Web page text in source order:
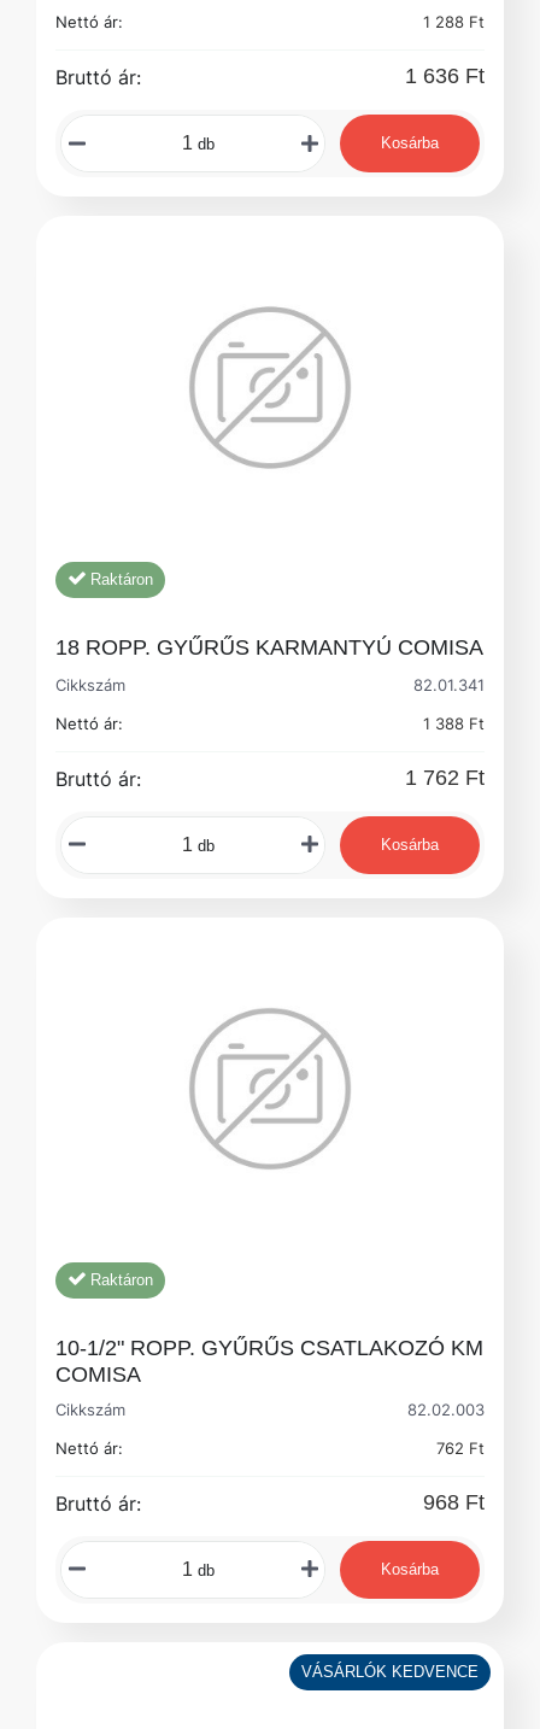
Nettó ár:
1 288 Ft
Bruttó ár: 1 636 Ft
db Kosárba
Raktáron
18 ROPP. GYŰRŰS KARMANTYÚ COMISA
Cikkszám
82.01.341
Nettó ár:
1 388 Ft
Bruttó ár: 1 762 Ft
db Kosárba
Raktáron
10-1/2" ROPP. GYŰRŰS CSATLAKOZÓ KM
COMISA
Cikkszám
82.02.003
Nettó ár:
762 Ft
Bruttó ár: 968 Ft
db Kosárba
VÁSÁRLÓK KEDVENCE